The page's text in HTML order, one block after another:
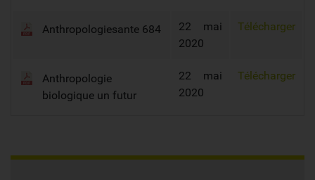
Anthropologiesante 684
22 mai
2020
Télécharger
Anthropologie
biologique un futur
22 mai
2020
Télécharger